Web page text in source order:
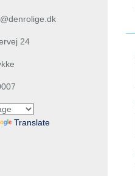
24
Translate